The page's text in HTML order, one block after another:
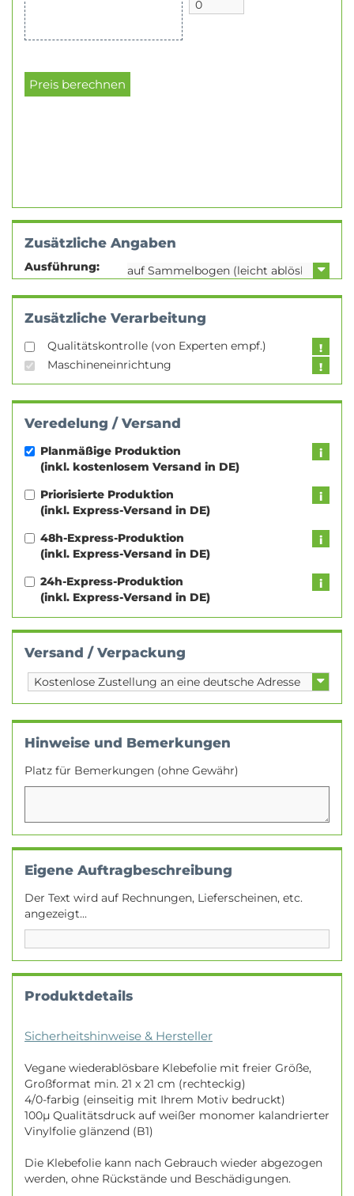
Zusätzliche Angaben
Ausführung:
Zusätzliche Verarbeitung
Qualitätskontrolle (von Experten empf.)
Maschineneinrichtung
Veredelung / Versand
Planmäßige Produktion
(inkl. kostenlosem Versand in DE)
Priorisierte Produktion
(inkl. Express-Versand in DE)
48h-Express-Produktion
(inkl. Express-Versand in DE)
24h-Express-Produktion
(inkl. Express-Versand in DE)
Versand / Verpackung
Hinweise und Bemerkungen
Platz für Bemerkungen (ohne Gewähr)
Eigene Auftragbeschreibung
Der Text wird auf Rechnungen, Lieferscheinen, etc.
angezeigt...
Produktdetails
Sicherheitshinweise & Hersteller
Vegane wiederablösbare Klebefolie mit freier Größe,
Großformat min. 21 x 21 cm (rechteckig)
4/0-farbig (einseitig mit Ihrem Motiv bedruckt)
100µ Qualitätsdruck auf weißer monomer kalandrierter
Vinylfolie glänzend (B1)
Die Klebefolie kann nach Gebrauch wieder abgezogen
werden, ohne Rückstände und Beschädigungen.